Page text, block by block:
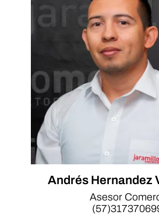
Andrés Hernandez
Asesor